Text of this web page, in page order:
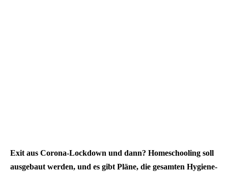
Exit aus Corona-Lockdown und dann? Homeschooling soll
ausgebaut werden, und es gibt Pläne, die gesamten Hygiene-